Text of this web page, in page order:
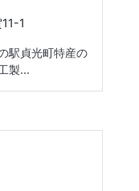
1
駅貞光町特産の
製...